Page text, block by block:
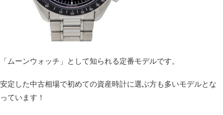
「ムーンウォッチ」として知られる定番モデルです。
安定した中古相場で初めての資産時計に選ぶ方も多いモデルとな
っています！